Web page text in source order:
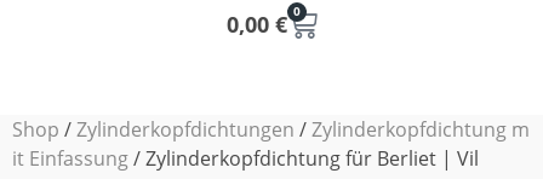
0,00 € 0
Shop /Zylinderkopfdichtungen /Zylinderkopfdichtung m
it Einfassung/ Zylinderkopfdichtung für Berliet | Vil